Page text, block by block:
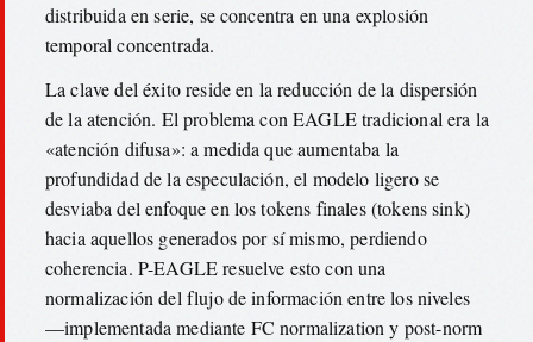
distribuida en serie, se concentra en una explosión
temporal concentrada.
La clave del éxito reside en la reducción de la dispersión
de la atención. El problema con EAGLE tradicional era la
«atención difusa»: a medida que aumentaba la
profundidad de la especulación, el modelo ligero se
desviaba del enfoque en los tokens finales (tokens sink)
hacia aquellos generados por sí mismo, perdiendo
coherencia. P-EAGLE resuelve esto con una
normalización del flujo de información entre los niveles
—implementada mediante FC normalization y post-norm